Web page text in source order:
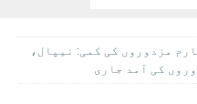
مزدوروں کی کمی: نیپال،
کی آمد جاری